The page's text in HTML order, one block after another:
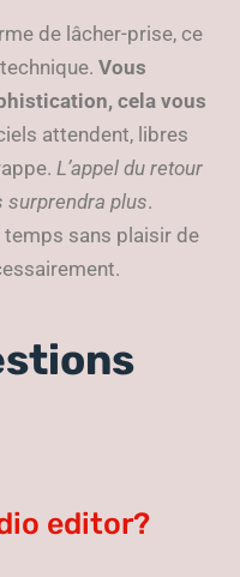
de lâcher-prise, ce
Vous
cela vous
attendent, libres
L’appel du retour
surprendra plus.
sans plaisir de
editor?